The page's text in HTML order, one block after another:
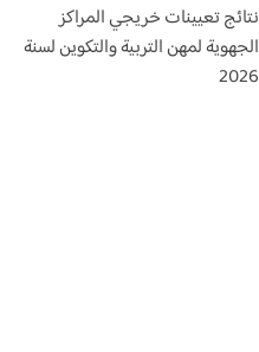
نتائج تعيينات خريجي المراكز
الجهوية لمهن التربية والتكوين لسنة
2026